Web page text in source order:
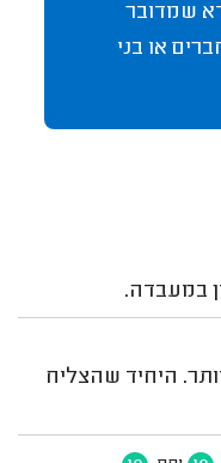
שמדובר
או בני
במעבדה.
היחיד שהצליח